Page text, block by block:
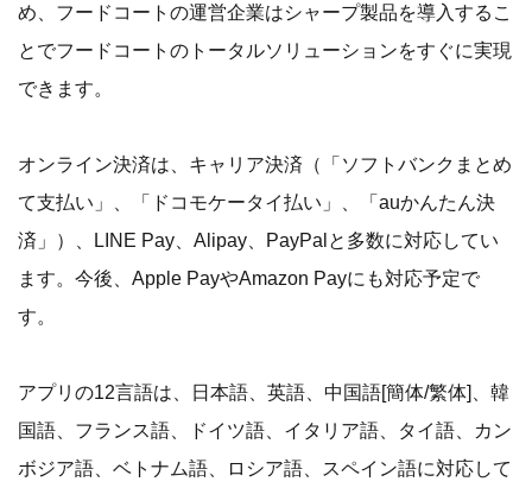
め、フードコートの運営企業はシャープ製品を導入するこ
とでフードコートのトータルソリューションをすぐに実現
できます。
オンライン決済は、キャリア決済（「ソフトバンクまとめ
て支払い」、「ドコモケータイ払い」、「auかんたん決
済」）、LINE Pay、Alipay、PayPalと多数に対応してい
ます。今後、Apple PayやAmazon Payにも対応予定で
す。
アプリの12言語は、日本語、英語、中国語[簡体/繁体]、韓
国語、フランス語、ドイツ語、イタリア語、タイ語、カン
ボジア語、ベトナム語、ロシア語、スペイン語に対応して